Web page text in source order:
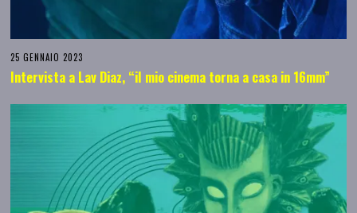
25 GENNAIO 2023
Intervista a Lav Diaz, “il mio cinema torna a casa in 16mm”